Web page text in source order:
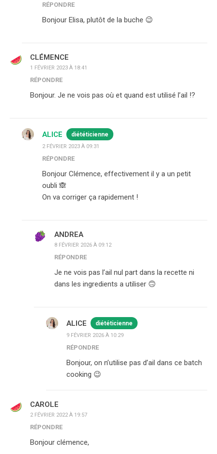
RÉPONDRE
Bonjour Elisa, plutôt de la buche 😉
CLÉMENCE
1 FÉVRIER 2023 À 18:41
RÉPONDRE
Bonjour. Je ne vois pas où et quand est utilisé l’ail !?
ALICE diététicienne
2 FÉVRIER 2023 À 09:31
RÉPONDRE
Bonjour Clémence, effectivement il y a un petit
oubli 🙈
On va corriger ça rapidement !
ANDREA
8 FÉVRIER 2026 À 09:12
RÉPONDRE
Je ne vois pas l’ail nul part dans la recette ni
dans les ingredients a utiliser 🙃
ALICE diététicienne
9 FÉVRIER 2026 À 10:29
RÉPONDRE
Bonjour, on n’utilise pas d’ail dans ce batch
cooking 😉
CAROLE
2 FÉVRIER 2022 À 19:57
RÉPONDRE
Bonjour clémence,